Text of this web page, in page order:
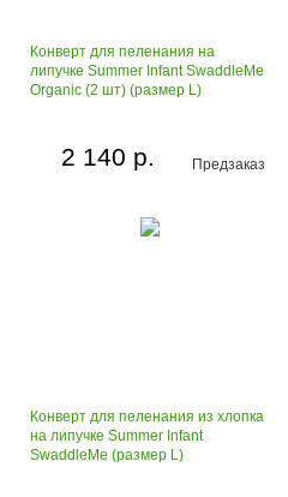
Конверт для пеленания на
липучке Summer Infant SwaddleMe
Organic (2 шт) (размер L)
Предзаказ
2 140 р.
Конверт для пеленания из хлопка
на липучке Summer Infant
SwaddleMe (размер L)